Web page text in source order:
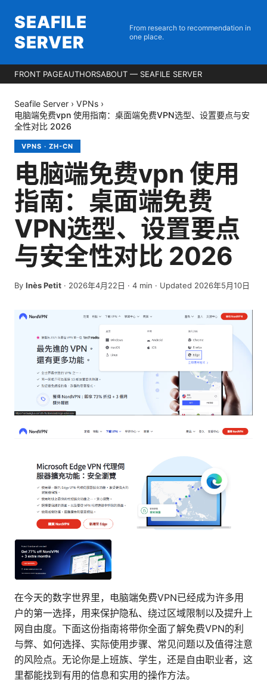
SEAFILE
SERVER
From research to recommendation in
one place.
FRONT PAGEAUTHORSABOUT — SEAFILE SERVER
Seafile Server › VPNs ›
电脑端免费vpn 使用指南：桌面端免费VPN选型、设置要点与安
全性对比 2026
VPNS · ZH-CN
电脑端免费vpn 使用
指南：桌面端免费
VPN选型、设置要点
与安全性对比 2026
By Inès Petit · 2026年4月22日 · 4 min · Updated 2026年5月10日
在今天的数字世界里，电脑端免费VPN已经成为许多用
户的第一选择，用来保护隐私、绕过区域限制以及提升上
网自由度。下面这份指南将带你全面了解免费VPN的利
与弊、如何选择、实际使用步骤、常见问题以及值得注意
的风险点。无论你是上班族、学生，还是自由职业者，这
里都能找到有用的信息和实用的操作方法。